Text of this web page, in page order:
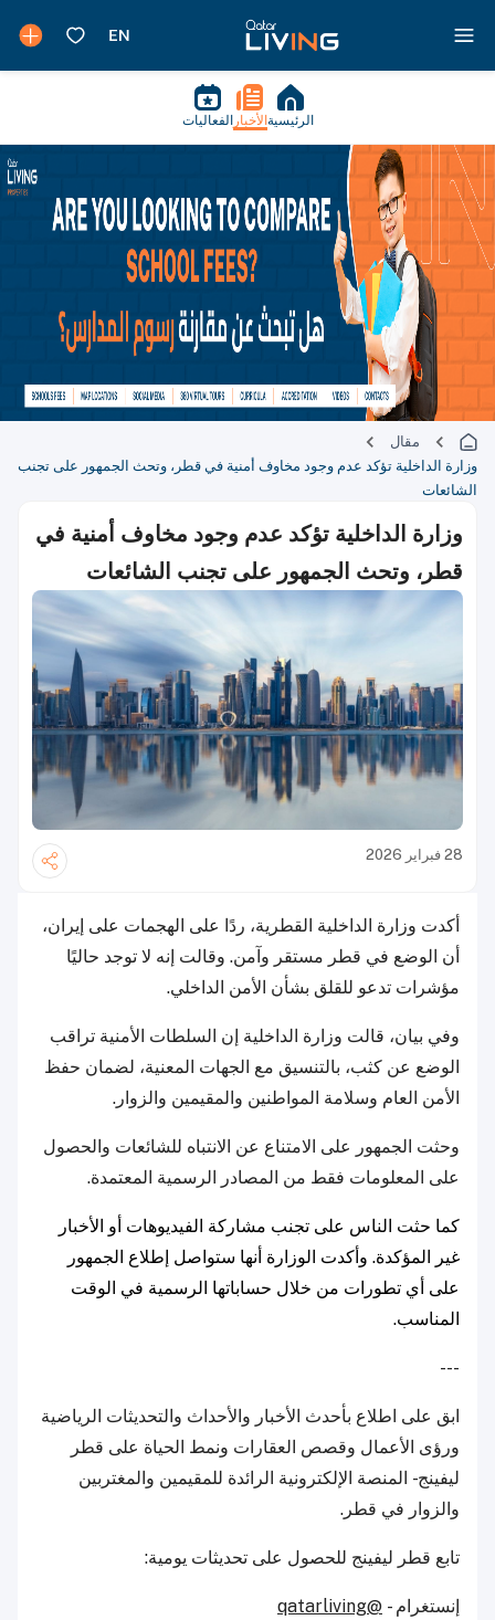
الرئيسية الأخبار الفعاليات
مقال
وزارة الداخلية تؤكد عدم وجود مخاوف أمنية في قطر، وتحث الجمهور على تجنب
الشائعات
وزارة الداخلية تؤكد عدم وجود مخاوف أمنية في
قطر، وتحث الجمهور على تجنب الشائعات
28 فبراير 2026
أكدت وزارة الداخلية القطرية، ردًا على الهجمات على إيران،
أن الوضع في قطر مستقر وآمن. وقالت إنه لا توجد حاليًا
مؤشرات تدعو للقلق بشأن الأمن الداخلي.
وفي بيان، قالت وزارة الداخلية إن السلطات الأمنية تراقب
الوضع عن كثب، بالتنسيق مع الجهات المعنية، لضمان حفظ
الأمن العام وسلامة المواطنين والمقيمين والزوار.
وحثت الجمهور على الامتناع عن الانتباه للشائعات والحصول
على المعلومات فقط من المصادر الرسمية المعتمدة.
كما حثت الناس على تجنب مشاركة الفيديوهات أو الأخبار
غير المؤكدة. وأكدت الوزارة أنها ستواصل إطلاع الجمهور
على أي تطورات من خلال حساباتها الرسمية في الوقت
المناسب.
---
ابق على اطلاع بأحدث الأخبار والأحداث والتحديثات الرياضية
ورؤى الأعمال وقصص العقارات ونمط الحياة على قطر
ليفينج - المنصة الإلكترونية الرائدة للمقيمين والمغتربين
والزوار في قطر.
تابع قطر ليفينج للحصول على تحديثات يومية:
إنستغرام - @qatarliving